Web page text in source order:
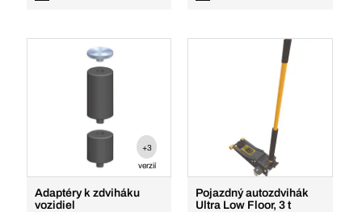
+3
verzií
Adaptéry k zdviháku
vozidiel
Pojazdný autozdvihák
Ultra Low Floor, 3 t